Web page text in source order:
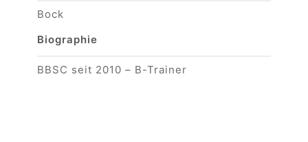
Bock
Biographie
BBSC seit 2010 – B-Trainer